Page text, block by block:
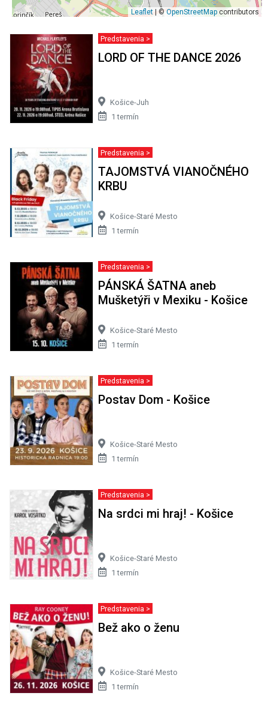
Leaflet | ©OpenStreetMap contributors
Predstavenia >
LORD OF THE DANCE 2026
Košice-Juh
1 termín
Predstavenia >
TAJOMSTVÁ VIANOČNÉHO
KRBU
Košice-Staré Mesto
1 termín
Predstavenia >
PÁNSKÁ ŠATNA aneb
Mušketýři v Mexiku - Košice
Košice-Staré Mesto
1 termín
Predstavenia >
Postav Dom - Košice
Košice-Staré Mesto
1 termín
Predstavenia >
Na srdci mi hraj! - Košice
Košice-Staré Mesto
1 termín
Predstavenia >
Bež ako o ženu
Košice-Staré Mesto
1 termín